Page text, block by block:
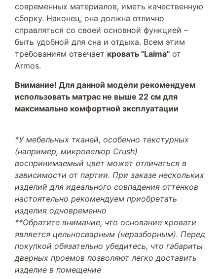
современных материалов, иметь качественную
сборку. Наконец, она должна отлично
справляться со своей основной функцией –
быть удобной для сна и отдыха. Всем этим
требованиям отвечает кровать "Laima" от
Armos.
Внимание! Для данной модели рекомендуем
использовать матрас не выше 22 см для
максимально комфортной эксплуатации
*У мебельных тканей, особенно текстурных
(например, микровелюр Crush)
воспринимаемый цвет может отличаться в
зависимости от партии. При заказе нескольких
изделий для идеального совпадения оттенков
настоятельно рекомендуем приобретать
изделия одновременно
**Обратите внимание, что основание кровати
является цельносварным (неразборным). Перед
покупкой обязательно убедитесь, что габариты
дверных проемов позволяют легко доставить
изделие в помещение